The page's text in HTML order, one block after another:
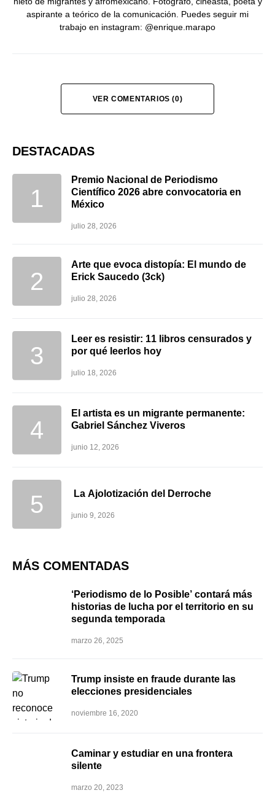
aspirante a teórico de la comunicación. Puedes seguir mi
trabajo en instagram: @enrique.marapo
VER COMENTARIOS (0)
DESTACADAS
Premio Nacional de Periodismo
Científico 2026 abre convocatoria en
México
julio 28, 2026
Arte que evoca distopía: El mundo de
Erick Saucedo (3ck)
julio 28, 2026
Leer es resistir: 11 libros censurados y
por qué leerlos hoy
julio 18, 2026
El artista es un migrante permanente:
Gabriel Sánchez Viveros
junio 12, 2026
La Ajolotización del Derroche
junio 9, 2026
MÁS COMENTADAS
‘Periodismo de lo Posible’ contará más
historias de lucha por el territorio en su
segunda temporada
marzo 26, 2025
Trump insiste en fraude durante las
elecciones presidenciales
noviembre 16, 2020
Caminar y estudiar en una frontera
silente
marzo 20, 2023